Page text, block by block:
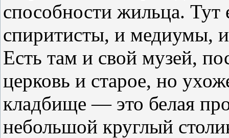
способности жильца. Тут
спиритисты, и медиумы,
Есть там и свой музей,
церковь и старое, но
кладбище — это белая
небольшой круглый